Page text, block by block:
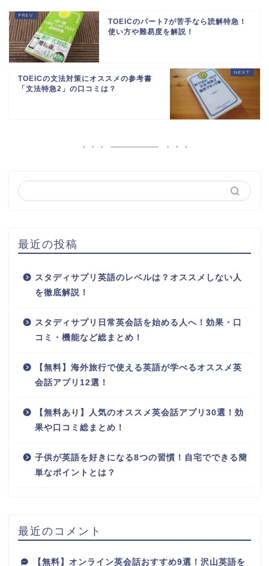
TOEICのパート7が苦手なら読解特急！
使い方や難易度を解説！
TOEICの文法対策にオススメの参考書
「文法特急2」の口コミは？
最近の投稿
スタディサプリ英語のレベルは？オススメしない人
を徹底解説！
スタディサプリ日常英会話を始める人へ！効果・口
コミ・機能など総まとめ！
【無料】海外旅行で使える英語が学べるオススメ英
会話アプリ12選！
【無料あり】人気のオススメ英会話アプリ30選！効
果や口コミ総まとめ！
子供が英語を好きになる8つの習慣！自宅でできる簡
単なポイントとは？
最近のコメント
【無料】オンライン英会話おすすめ9選！沢山英語を